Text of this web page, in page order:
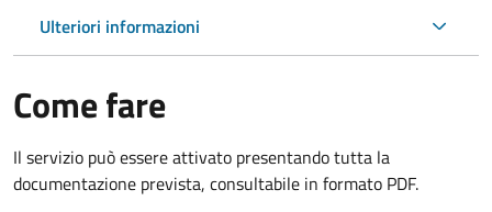
Ulteriori informazioni
Come fare
Il servizio può essere attivato presentando tutta la
documentazione prevista, consultabile in formato PDF.